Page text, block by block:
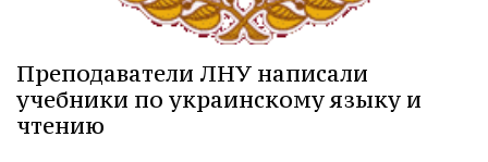
Преподаватели ЛНУ написали
учебники по украинскому языку и
чтению